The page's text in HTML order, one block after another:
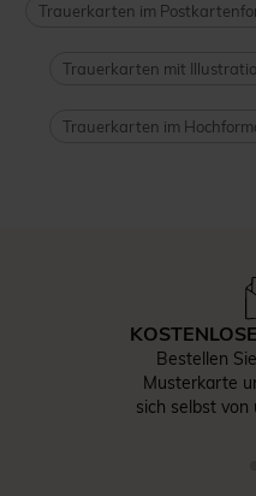
Trauerkarten im
Trauerkarten mit
Trauerkarten im
Bestellen
Musterkarte
sich selbst von